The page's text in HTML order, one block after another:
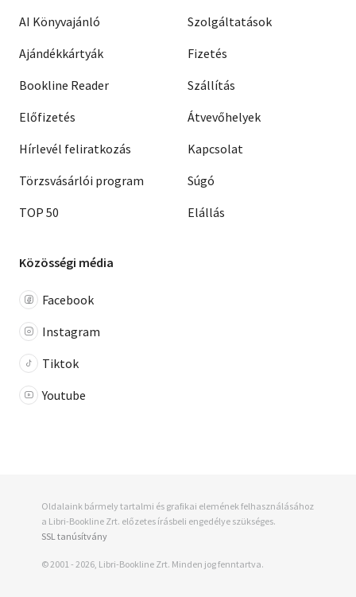
AI Könyvajánló
Ajándékkártyák
Bookline Reader
Előfizetés
Hírlevél feliratkozás
Törzsvásárlói program
TOP 50
Szolgáltatások
Fizetés
Szállítás
Átvevőhelyek
Kapcsolat
Súgó
Elállás
Közösségi média
Facebook
Instagram
Tiktok
Youtube
Oldalaink bármely tartalmi és grafikai elemének felhasználásához
a Libri-Bookline Zrt. előzetes írásbeli engedélye szükséges.
SSL tanúsítvány
© 2001 - 2026, Libri-Bookline Zrt. Minden jog fenntartva.